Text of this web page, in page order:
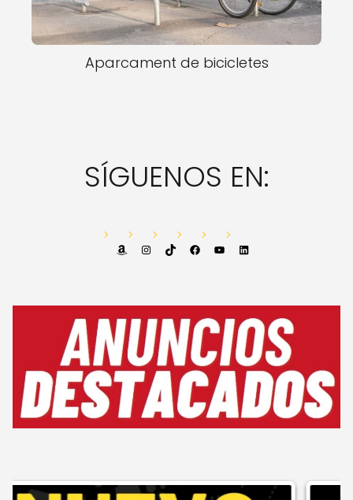
Aparcament de bicicletes
SÍGUENOS EN:
AmazonInstagram
TikTok FacebookYouTube